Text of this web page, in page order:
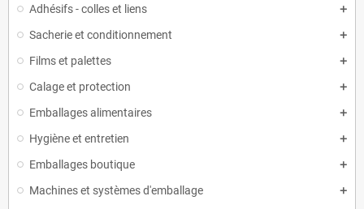
Adhésifs - colles et liens
Sacherie et conditionnement
Films et palettes
Calage et protection
Emballages alimentaires
Hygiène et entretien
Emballages boutique
Machines et systèmes d'emballage